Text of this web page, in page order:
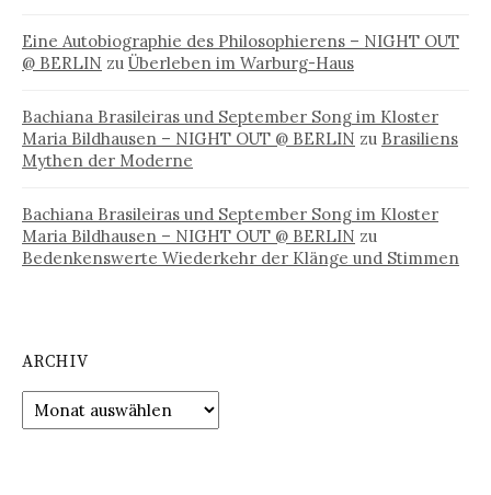
Eine Autobiographie des Philosophierens – NIGHT OUT
@ BERLIN zu Überleben im Warburg-Haus
Bachiana Brasileiras und September Song im Kloster
Maria Bildhausen – NIGHT OUT @ BERLIN zu Brasiliens
Mythen der Moderne
Bachiana Brasileiras und September Song im Kloster
Maria Bildhausen – NIGHT OUT @ BERLIN zu
Bedenkenswerte Wiederkehr der Klänge und Stimmen
ARCHIV
Archiv